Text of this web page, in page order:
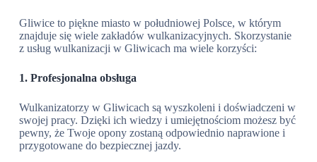
Gliwice to piękne miasto w południowej Polsce, w którym
znajduje się wiele zakładów wulkanizacyjnych. Skorzystanie
z usług wulkanizacji w Gliwicach ma wiele korzyści:
1. Profesjonalna obsługa
Wulkanizatorzy w Gliwicach są wyszkoleni i doświadczeni w
swojej pracy. Dzięki ich wiedzy i umiejętnościom możesz być
pewny, że Twoje opony zostaną odpowiednio naprawione i
przygotowane do bezpiecznej jazdy.